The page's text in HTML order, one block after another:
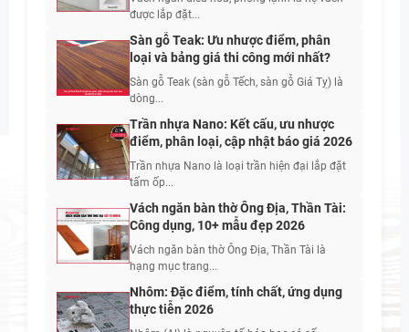
được lắp đặt...
Sàn gỗ Teak: Ưu nhược điểm, phân
loại và bảng giá thi công mới nhất?
Sàn gỗ Teak (sàn gỗ Tếch, sàn gỗ Giá Tỵ) là
dòng...
Trần nhựa Nano: Kết cấu, ưu nhược
điểm, phân loại, cập nhật báo giá 2026
Trần nhựa Nano là loại trần hiện đại lắp đặt
tấm ốp...
Vách ngăn bàn thờ Ông Địa, Thần Tài:
Công dụng, 10+ mẫu đẹp 2026
Vách ngăn bàn thờ Ông Địa, Thần Tài là
hạng mục trang...
Nhôm: Đặc điểm, tính chất, ứng dụng
thực tiễn 2026